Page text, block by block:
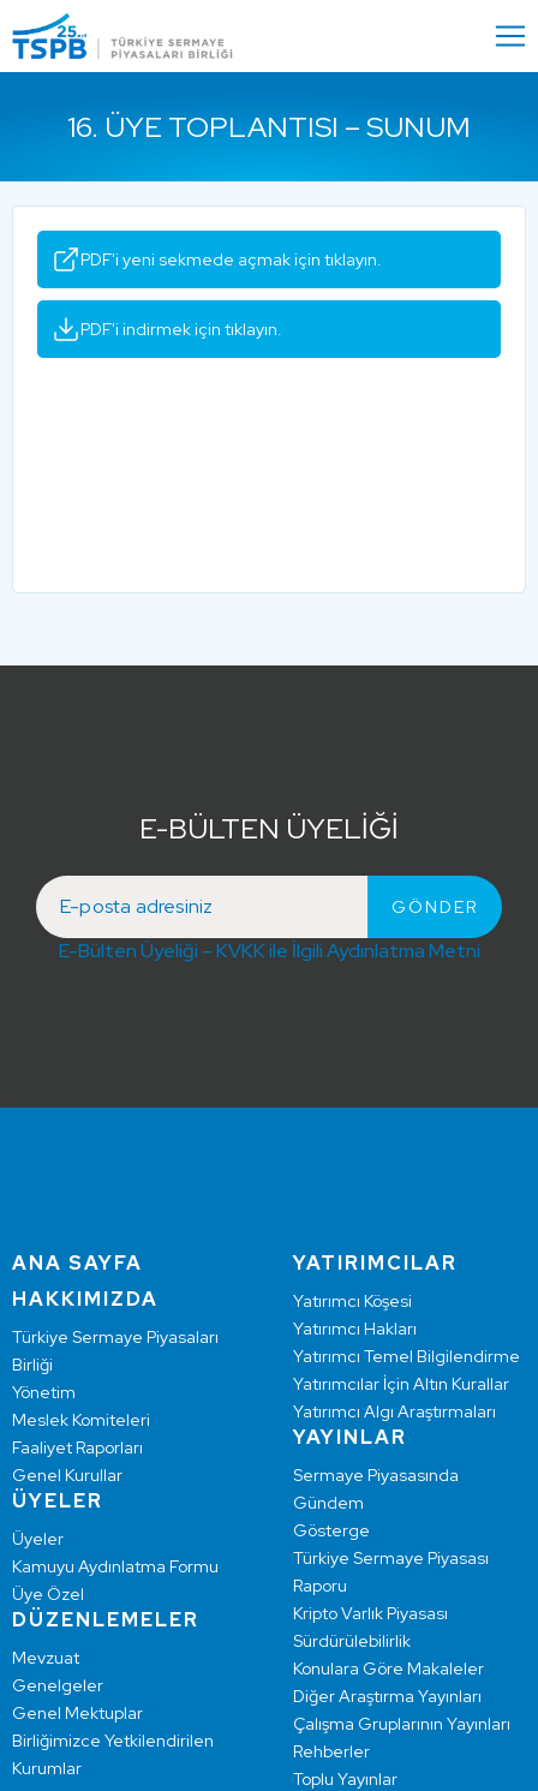
Close
16. ÜYE TOPLANTISI – SUNUM
PDF'i yeni sekmede açmak için tıklayın.
PDF'i indirmek için tıklayın.
E-BÜLTEN ÜYELİĞİ
E-Bülten Üyeliği – KVKK ile İlgili Aydınlatma Metni
ANA SAYFA
HAKKIMIZDA
Türkiye Sermaye Piyasaları
Birliği
Yönetim
Meslek Komiteleri
Faaliyet Raporları
Genel Kurullar
ÜYELER
Üyeler
Kamuyu Aydınlatma Formu
Üye Özel
DÜZENLEMELER
Mevzuat
Genelgeler
Genel Mektuplar
Birliğimizce Yetkilendirilen
Kurumlar
YATIRIMCILAR
Yatırımcı Köşesi
Yatırımcı Hakları
Yatırımcı Temel Bilgilendirme
Yatırımcılar İçin Altın Kurallar
Yatırımcı Algı Araştırmaları
YAYINLAR
Sermaye Piyasasında
Gündem
Gösterge
Türkiye Sermaye Piyasası
Raporu
Kripto Varlık Piyasası
Sürdürülebilirlik
Konulara Göre Makaleler
Diğer Araştırma Yayınları
Çalışma Gruplarının Yayınları
Rehberler
Toplu Yayınlar